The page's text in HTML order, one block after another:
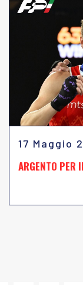
17 Maggio
ARGENTO PER